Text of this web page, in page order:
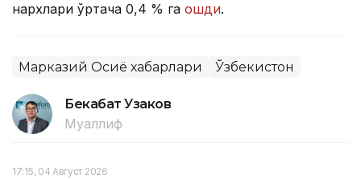
нархлари ўртача 0,4 % га ошди.
Марказий Осиё хабарлари Ўзбекистон
Бекабат Узаков
Муаллиф
17:15, 04 Август 2026